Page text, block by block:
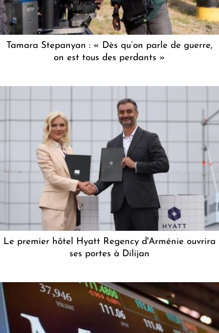
Tamara Stepanyan : « Dès qu’on parle de guerre,
on est tous des perdants »
Le premier hôtel Hyatt Regency d'Arménie ouvrira
ses portes à Dilijan